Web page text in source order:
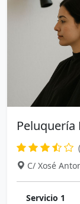
Peluquería
C/ Xosé
Servicio 1